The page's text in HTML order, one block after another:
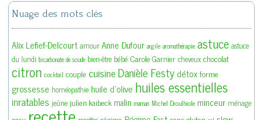
Nuage des mots clés
Alix Lefief-Delcourt amour Anne Dufour argile aromathérapie astuce astuce
du lundi bicarbonate de soude bien-être bébé Carole Garnier cheveux chocolat
citron cocktail couple cuisineDanièle Festy détoxforme
grossesse homéopathie huile d'olive huiles essentielles
inratables jeûne julien kaibeck malin maman Michel Droulhiole minceur ménage